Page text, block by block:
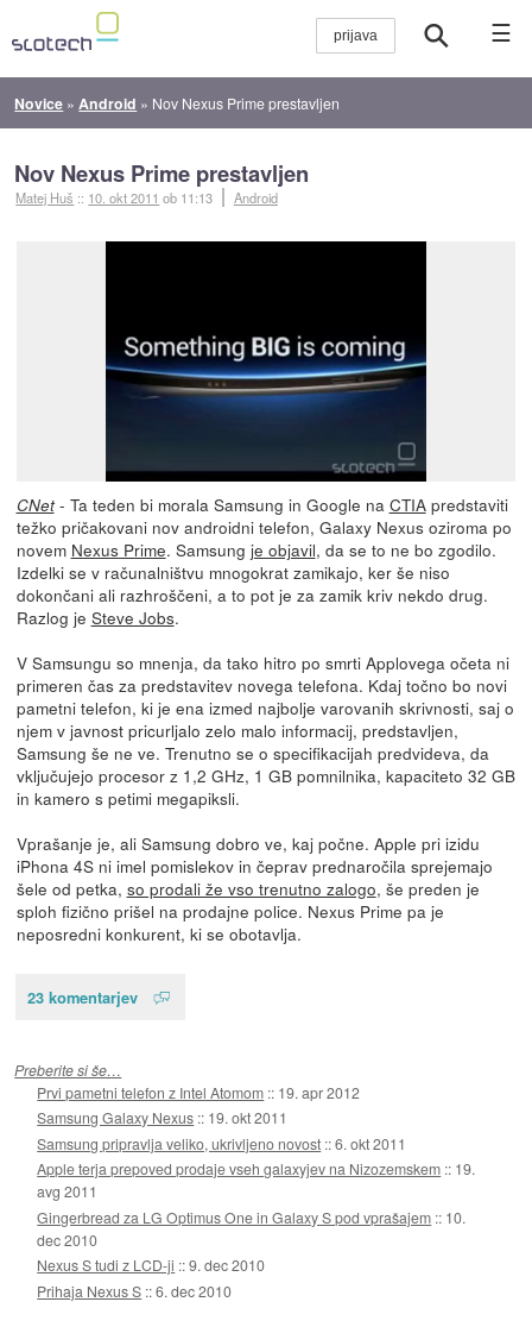
☰
Novice » Android » Nov Nexus Prime prestavljen
Nov Nexus Prime prestavljen
Matej Huš :: 10. okt 2011 ob 11:13 Android
CNet- Ta teden bi morala Samsung in Google na CTIApredstaviti
težko pričakovani nov androidni telefon, Galaxy Nexus oziroma po
novem Nexus Prime. Samsung je objavil, da se to ne bo zgodilo.
Izdelki se v računalništvu mnogokrat zamikajo, ker še niso
dokončani ali razhroščeni, a to pot je za zamik kriv nekdo drug.
Razlog je Steve Jobs.
V Samsungu so mnenja, da tako hitro po smrti Applovega očeta ni
primeren čas za predstavitev novega telefona. Kdaj točno bo novi
pametni telefon, ki je ena izmed najbolje varovanih skrivnosti, saj o
njem v javnost pricurljalo zelo malo informacij, predstavljen,
Samsung še ne ve. Trenutno se o specifikacijah predvideva, da
vključujejo procesor z 1,2 GHz, 1 GB pomnilnika, kapaciteto 32 GB
in kamero s petimi megapiksli.
Vprašanje je, ali Samsung dobro ve, kaj počne. Apple pri izidu
iPhona 4S ni imel pomislekov in čeprav prednaročila sprejemajo
šele od petka, so prodali že vso trenutno zalogo, še preden je
sploh fizično prišel na prodajne police. Nexus Prime pa je
neposredni konkurent, ki se obotavlja.
23 komentarjev
Preberite si še…
Prvi pametni telefon z Intel Atomom :: 19. apr 2012
Samsung Galaxy Nexus :: 19. okt 2011
Samsung pripravlja veliko, ukrivljeno novost ::6. okt 2011
Apple terja prepoved prodaje vseh galaxyjev na Nizozemskem :: 19.
avg 2011
Gingerbread za LG Optimus One in Galaxy S pod vprašajem :: 10.
dec 2010
Nexus S tudi z LCD-ji ::9. dec 2010
Prihaja Nexus S ::6. dec 2010